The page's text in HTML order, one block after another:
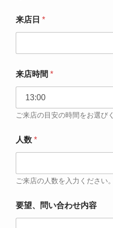
来店日 *
来店時間 *
ご来店の目安の時間をお選び
人数 *
ご来店の人数を入力ください。
要望、問い合わせ内容